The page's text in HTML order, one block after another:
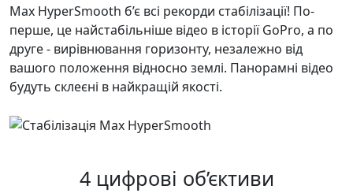
Max HyperSmooth б’є всі рекорди стабілізації! По-
перше, це найстабільніше відео в історії GoPro, а по
друге - вирівнювання горизонту, незалежно від
вашого положення відносно землі. Панорамні відео
будуть склеєні в найкращій якості.
4 цифрові об’єктиви